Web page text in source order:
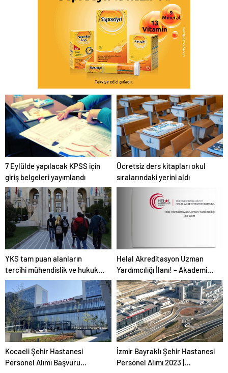
7 Eylülde yapılacak KPSS için
giriş belgeleri yayımlandı
Ücretsiz ders kitapları okul
sıralarındaki yerini aldı
YKS tam puan alanların
tercihi mühendislik ve hukuk
oldu
Helal Akreditasyon Uzman
Yardımcılığı İlanı! – Akademik
Personel
Kocaeli Şehir Hastanesi
Personel Alımı Başvuru
İzmir Bayraklı Şehir Hastanesi
Personel Alımı 2023 |